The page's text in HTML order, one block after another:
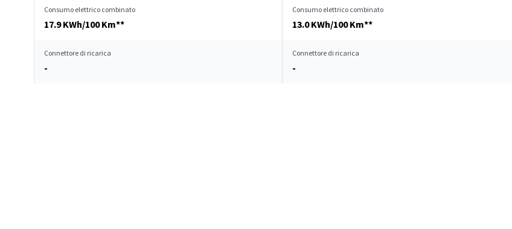
Consumo elettrico combinato
17.9 KWh/100 Km**
Consumo elettrico combinato
13.0 KWh/100 Km**
Connettore di ricarica
-
Connettore di ricarica
-